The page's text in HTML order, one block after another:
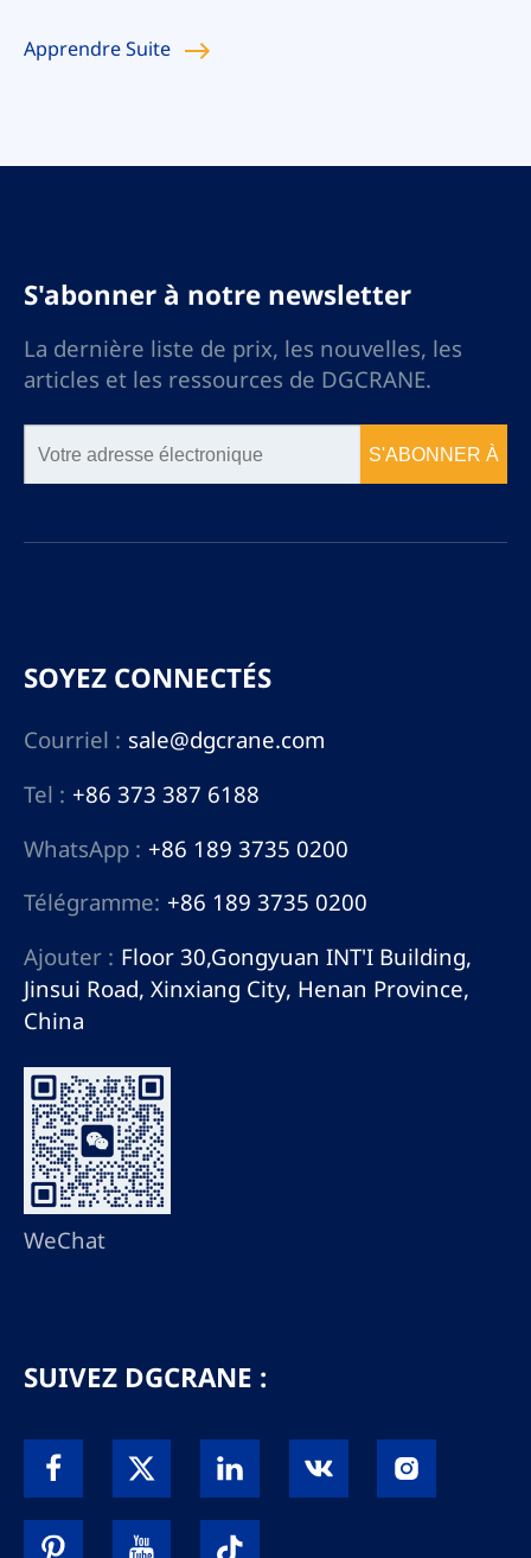
ApprendreSuite
S'abonner à notre newsletter
La dernière liste de prix, les nouvelles, les
articles et les ressources de DGCRANE.
S'ABONNER À
SOYEZ CONNECTÉS
Courriel : sale@dgcrane.com
Tel : +86 373 387 6188
WhatsApp : +86 189 3735 0200
Télégramme: +86 189 3735 0200
Ajouter : Floor 30,Gongyuan INT'I Building,
Jinsui Road, Xinxiang City, Henan Province,
China
WeChat
SUIVEZ DGCRANE :